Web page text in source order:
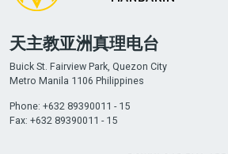
天主教亚洲真理电台
Buick St. Fairview Park, Quezon City
Metro Manila 1106 Philippines
Phone: +632 89390011 - 15
Fax: +632 89390011 - 15